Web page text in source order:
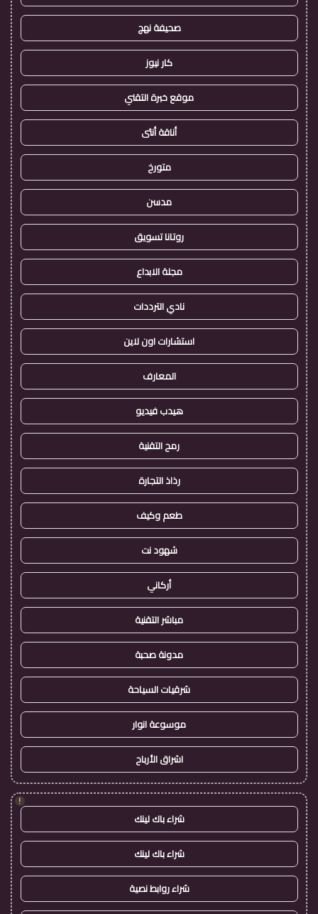
صحيفة نهج
كار نيوز
موقع خبرة التقني
أناقة أنثى
متورخ
مدسن
روتانا تسويق
مجلة الابداع
نادي الترددات
استشارات اون لاين
المعارف
هيدب فيديو
رمح التقنية
رذاذ التجارة
طعم وكيف
شهود نت
أركاني
مباشر التقنية
مدونة صحبة
شرقيات السياحة
موسوعة انوار
اشراق الأرباح
!
شراء باك لينك
شراء باك لينك
شراء روابط نصية